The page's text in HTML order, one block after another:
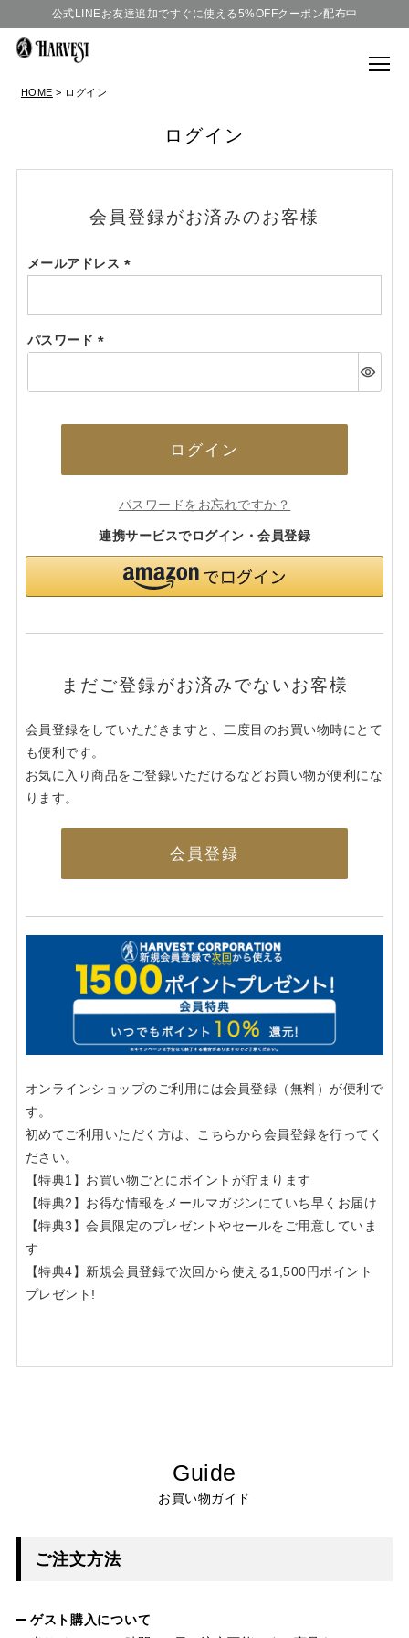
公式LINEお友達追加ですぐに使える5%OFFクーポン配布中
HOME ログイン
ログイン
会員登録がお済みのお客様
メールアドレス
須)
パスワード
須)
ログイン
パスワードをお忘れですか？
連携サービスでログイン・会員登録
まだご登録がお済みでないお客様
会員登録をしていただきますと、二度目のお買い物時にとて
も便利です。
お気に入り商品をご登録いただけるなどお買い物が便利にな
ります。
会員登録
オンラインショップのご利用には会員登録（無料）が便利で
す。
初めてご利用いただく方は、こちらから会員登録を行ってく
ださい。
【特典1】お買い物ごとにポイントが貯まります
【特典2】お得な情報をメールマガジンにていち早くお届け
【特典3】会員限定のプレゼントやセールをご用意していま
す
【特典4】新規会員登録で次回から使える1,500円ポイント
プレゼント!
Guide
お買い物ガイド
ご注文方法
ゲスト購入について